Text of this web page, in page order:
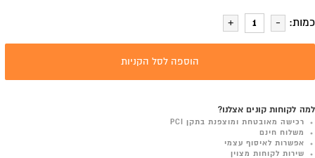
כמות:
הוספה לסל הקניות
למה לקוחות קונים אצלנו?
רכישה מאובטחת ומוצפנת בתקן PCI
משלוח חינם
אפשרות לאיסוף עצמי
שירות לקוחות מצוין